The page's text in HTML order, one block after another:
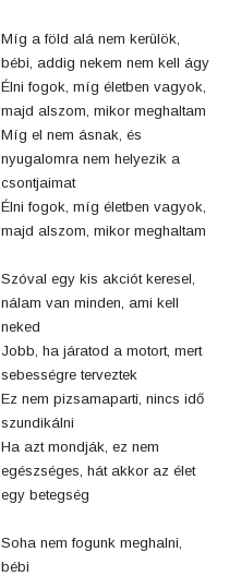
Míg a föld alá nem kerülök,
bébi, addig nekem nem kell ágy
Élni fogok, míg életben vagyok,
majd alszom, mikor meghaltam
Míg el nem ásnak, és
nyugalomra nem helyezik a
csontjaimat
Élni fogok, míg életben vagyok,
majd alszom, mikor meghaltam
Szóval egy kis akciót keresel,
nálam van minden, ami kell
neked
Jobb, ha járatod a motort, mert
sebességre terveztek
Ez nem pizsamaparti, nincs idő
szundikálni
Ha azt mondják, ez nem
egészséges, hát akkor az élet
egy betegség
Soha nem fogunk meghalni,
bébi